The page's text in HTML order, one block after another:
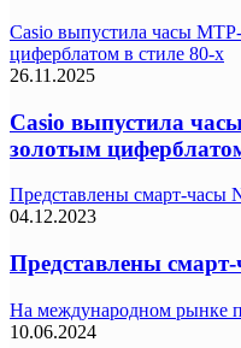
Casio выпустила часы
циферблатом в стиле 80-х
26.11.2025
Casio выпустила
золотым
Представлены смарт-часы
04.12.2023
Представлены
На международном рынке
10.06.2024